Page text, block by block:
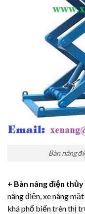
Bàn nâng
+ Bàn nâng điện
nâng điện, xe nâng
khá phổ biến trên thị